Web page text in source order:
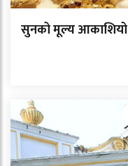
सुनको मूल्य आकाशियो